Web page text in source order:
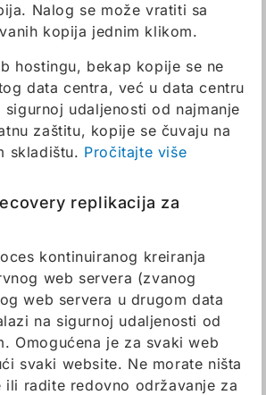
Nalog se može vratiti sa
kopija jednim klikom.
hostingu, bekap kopije se ne
data centra, već u data centru
sigurnoj udaljenosti od najmanje
zaštitu, kopije se čuvaju na
skladištu. Pročitajte više
replikacija za
kontinuiranog kreiranja
web servera (zvanog
web servera u drugom data
na sigurnoj udaljenosti od
Omogućena je za svaki web
svaki website. Ne morate ništa
ili radite redovno održavanje za